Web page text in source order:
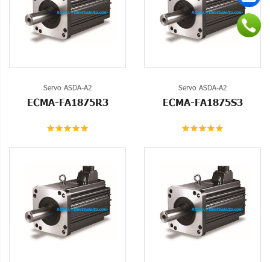
Servo ASDA-A2
ECMA-FA1875R3
Servo ASDA-A2
ECMA-FA1875S3